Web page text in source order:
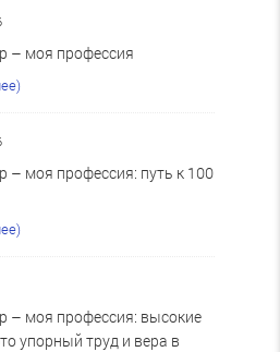
– моя профессия
– моя профессия: путь к 100
– моя профессия: высокие
упорный труд и вера в